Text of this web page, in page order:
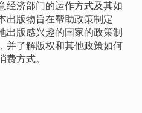
经济部门的运作方式及其如
出版物旨在帮助政策制定
出版感兴趣的国家的政策制
并了解版权和其他政策如何
费方式。